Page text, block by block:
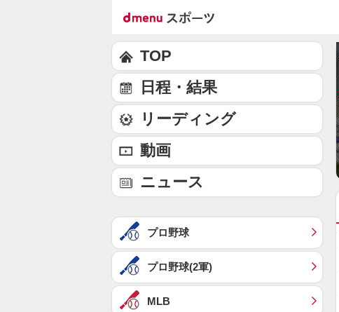
TOP
日程・結果
リーディング
動画
ニュース
プロ野球
プロ野球(2軍)
MLB